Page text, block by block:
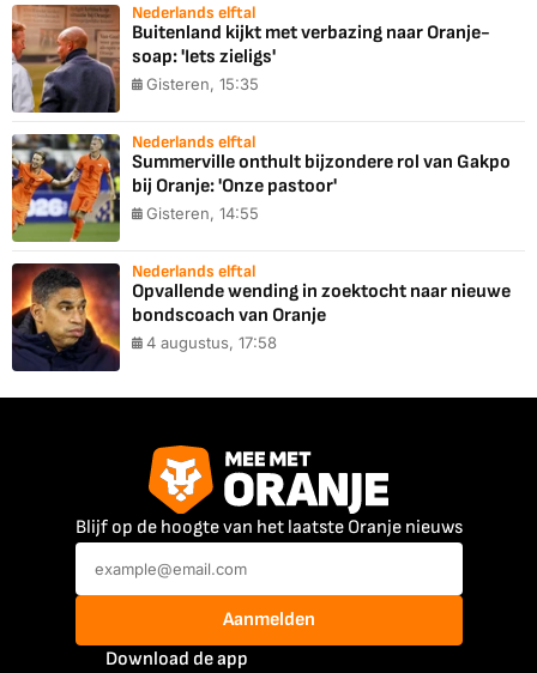
Nederlands elftal
Buitenland kijkt met verbazing naar Oranje-
soap: 'Iets zieligs'
Gisteren, 15:35
Nederlands elftal
Summerville onthult bijzondere rol van Gakpo
bij Oranje: 'Onze pastoor'
Gisteren, 14:55
Nederlands elftal
Opvallende wending in zoektocht naar nieuwe
bondscoach van Oranje
4 augustus, 17:58
Blijf op de hoogte van het laatste Oranje nieuws
Aanmelden
Download de app